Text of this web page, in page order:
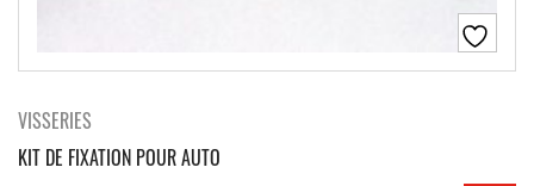
VISSERIES
KIT DE FIXATION POUR AUTO